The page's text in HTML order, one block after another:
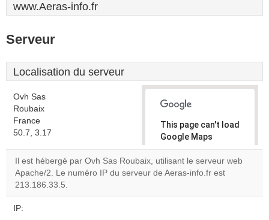
www.Aeras-info.fr
Serveur
Localisation du serveur
Ovh Sas
Roubaix
France
50.7, 3.17
This page can't load
Google Maps
correctly.
Do you
Il est hébergé par Ovh Sas Roubaix, utilisant le serveur web
Apache/2. Le numéro IP du serveur de Aeras-info.fr est
213.186.33.5.
IP: